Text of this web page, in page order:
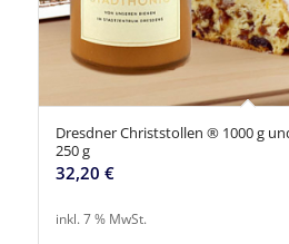
Dresdner Christstollen ® 1000 g
250 g
32,20 €
inkl. 7 % MwSt.